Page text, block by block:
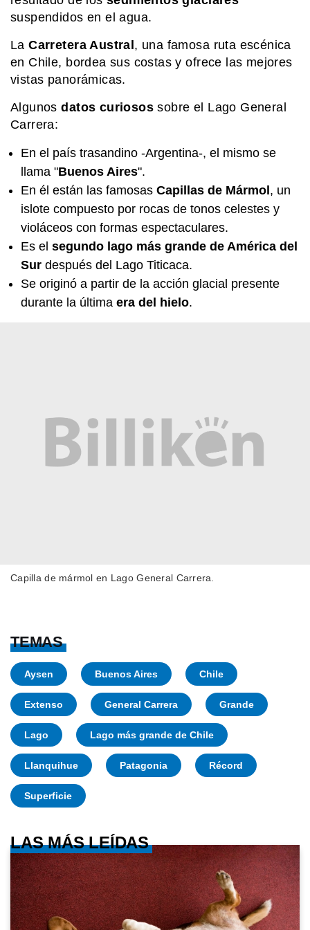
suspendidos en el agua.
La Carretera Austral , una famosa ruta escénica
en Chile, bordea sus costas y ofrece las mejores
vistas panorámicas.
Algunosdatos curiosos sobre el Lago General
Carrera:
En el país trasandino -Argentina-, el mismo se
llama "Buenos Aires".
En él están las famosas Capillas de Mármol , un
islote compuesto por rocas de tonos celestes y
violáceos con formas espectaculares.
Es el segundo lago más grande de América del
Sur después del Lago Titicaca.
Se originó a partir de la acción glacial presente
durante la última era del hielo.
Capilla de mármol en Lago General Carrera.
TEMAS
Aysen Buenos Aires Chile
Extenso General Carrera Grande
Lago Lago más grande de Chile
Llanquihue Patagonia Récord
Superficie
LAS MÁS LEÍDAS
EL MUNDO
Brochs: las antiguas torres circulares
que solo existen en Escocia
¿Qué es el Campo de Hielo
Patagónico Sur y por qué es un
MI PAIS
Pibe, bondi, guita: así sigue vivo el
lunfardo en Argentina